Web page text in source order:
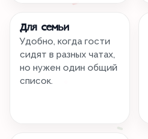
Для семьи
Удобно, когда гости
сидят в разных чатах,
но нужен один общий
список.